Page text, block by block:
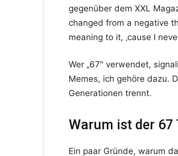
gegenüber dem XXL
changed from a negative
meaning to it, ‚cause I
Wer „67″ verwendet,
Memes, ich gehöre dazu.
Generationen trennt.
Warum ist der 67
Ein paar Gründe, warum